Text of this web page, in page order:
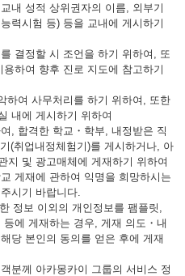
내 성적 상위권자의 이름, 외부기
력시험 등) 등을 교내에 게시하기
결정할 시 조언을 하기 위하여, 또
하여 향후 진로 지도에 참고하기
하여 사무처리를 하기 위하여, 또한
내에 게시하기 위하여
, 합격한 학교・학부, 내정받은 직
(취업내정체험기)를 게시하거나, 아
지 및 광고매체에 게재하기 위하여
게재에 관하여 익명을 희망하시는
시기 바랍니다.
정보 이외의 개인정보를 팸플릿,
에 게재하는 경우, 게재 의도・내
당 본인의 동의를 얻은 후에 게재
분께 아카몽카이 그룹의 서비스 정